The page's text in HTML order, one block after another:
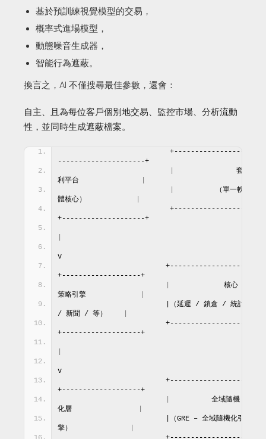
基於預訓練視覺模型的交易，
概率式進場模型，
動態噪音生成器，
智能行為遮蔽。
換言之，AI 不僅搜尋最佳參數，還會：
自主、且為每位客戶個別地交易、監控市場、分析流動
性，並同時生成遮蔽檔案。
                          +-----------------
---------------------+
               套
利平台
          （單一軟
體核心）
                          +-----------------
+--------------------+
v
                         +------------------
+-------------------+
             核心
策略引擎
                         |（延遲 / 鎖倉 / 統計
/ 新聞 / 等）
                         +------------------
+-------------------+
v
                         +------------------
+-------------------+
          全域隨機
化層
                         |（GRE – 全域隨機化引
擎）